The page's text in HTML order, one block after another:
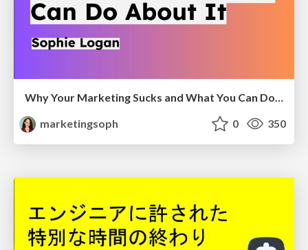
Why Your Marketing Sucks and What You Can Do About It - Sophie Logan
marketingsoph
0 350